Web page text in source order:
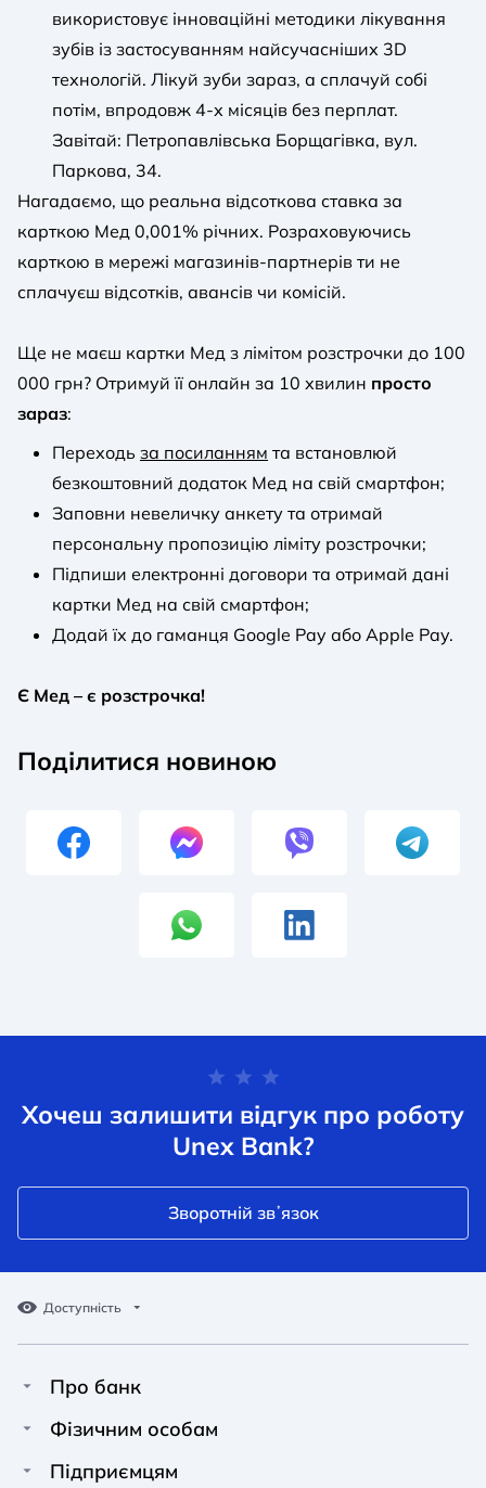
використовує інноваційні методики лікування
зубів із застосуванням найсучасніших 3D
технологій. Лікуй зуби зараз, а сплачуй собі
потім, впродовж 4-х місяців без перплат.
Завітай: Петропавлівська Борщагівка, вул.
Паркова, 34.
Нагадаємо, що реальна відсоткова ставка за
карткою Мед 0,001% річних. Розраховуючись
карткою в мережі магазинів-партнерів ти не
сплачуєш відсотків, авансів чи комісій.
Ще не маєш картки Мед з лімітом розстрочки до 100
000 грн? Отримуй її онлайн за 10 хвилин просто
зараз:
Переходь за посиланням та встановлюй
безкоштовний додаток Мед на свій смартфон;
Заповни невеличку анкету та отримай
персональну пропозицію ліміту розстрочки;
Підпиши електронні договори та отримай дані
картки Мед на свій смартфон;
Додай їх до гаманця Google Pay або Apple Pay.
Є Мед – є розстрочка!
Поділитися новиною
Хочеш залишити відгук про роботу
Unex Bank?
Зворотній звʼязок
Доступність
A A
Звичайний
A A
Середній
A A
Про банк
Про Unex Bank
Фізичним особам
Кредити
Підприємцям